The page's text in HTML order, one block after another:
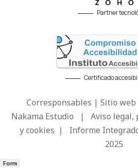
Partner
Certificado
Corresponsables | Sitio
Nakama Estudio | Aviso legal,
y cookies | Informe
2025
Form